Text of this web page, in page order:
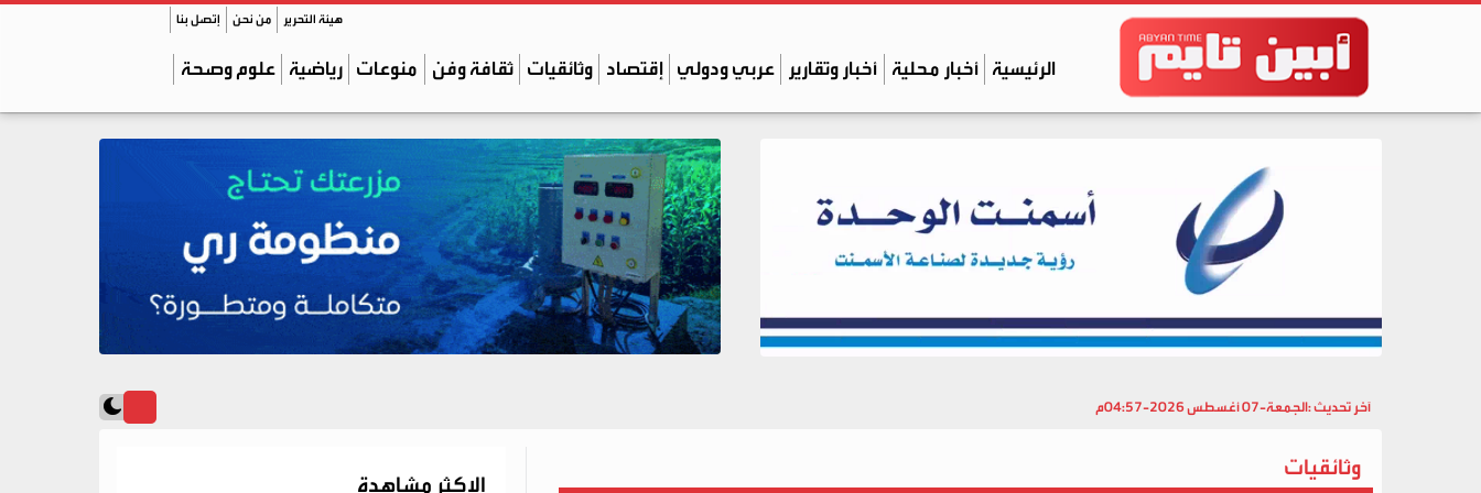
هيئة التحرير من نحن إتصل بنا
الرئيسية أخبار محلية أخبار وتقارير عربي ودولي إقتصاد وثائقيات ثقافة وفن منوعات رياضية علوم وصحة
آخر تحديث :الجمعة-07 أغسطس 2026-04:57م
وثائقيات
الاكثر مشاهدة